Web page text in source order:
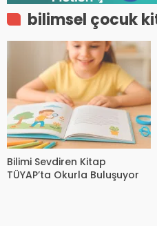
bilimsel çocuk
Bilimi Sevdiren Kitap
TÜYAP’ta Okurla Buluşuyor